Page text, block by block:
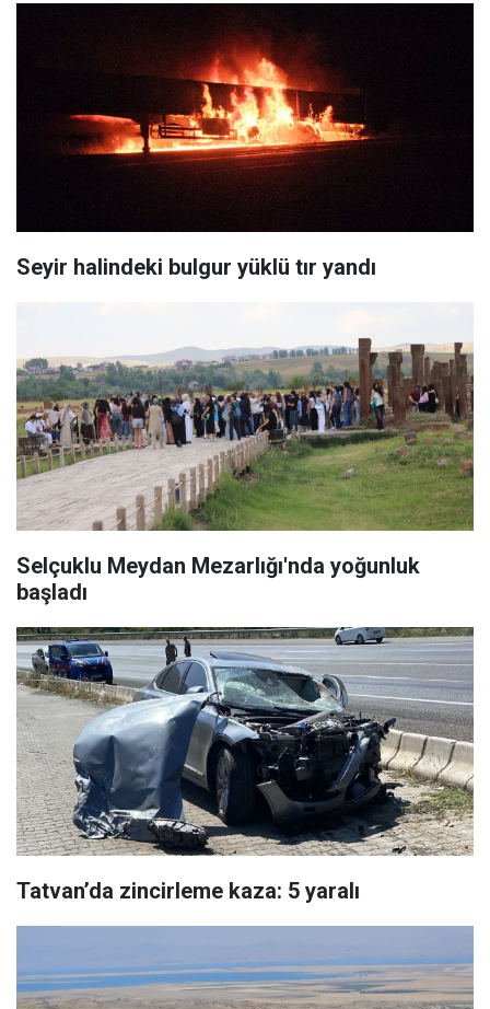
Seyir halindeki bulgur yüklü tır yandı
Selçuklu Meydan Mezarlığı'nda yoğunluk
başladı
Tatvan’da zincirleme kaza: 5 yaralı